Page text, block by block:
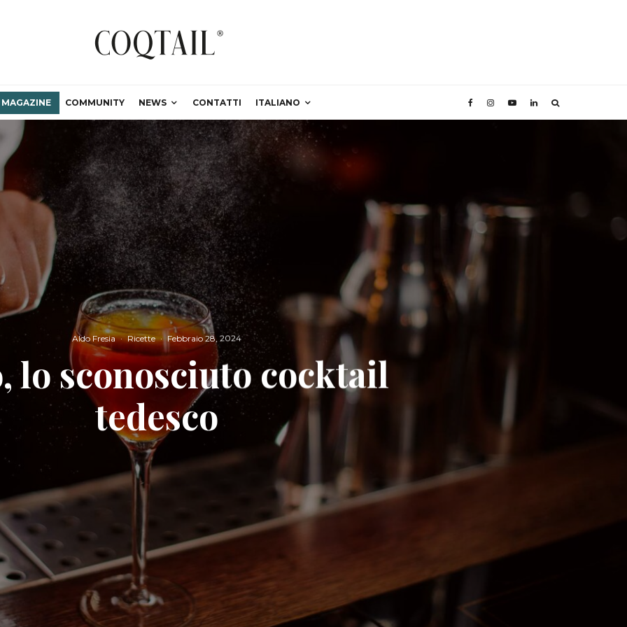
MAGAZINE COMMUNITY NEWS CONTATTI ITALIANO
Aldo Fresia · Ricette · Febbraio 28, 2024
lo sconosciuto cocktail
tedesco